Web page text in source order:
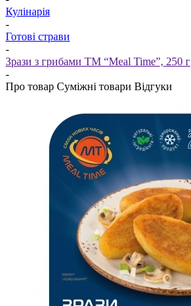
Кулінарія
-
Готові страви
-
Зрази з грибами ТМ “Meal Time”, 250 г
-
Про товар Суміжні товари Відгуки